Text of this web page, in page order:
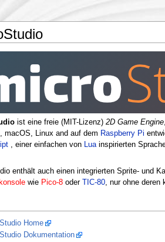
ist eine freie (MIT-Lizenz) 2D Game Engine
macOS, Linux and auf dem Raspberry Pi
, einer einfachen von Luainspirierten
enthält auch einen integrierten Sprite- und
wie Pico-8oder TIC-80, nur ohne deren
Home
Dokumentation